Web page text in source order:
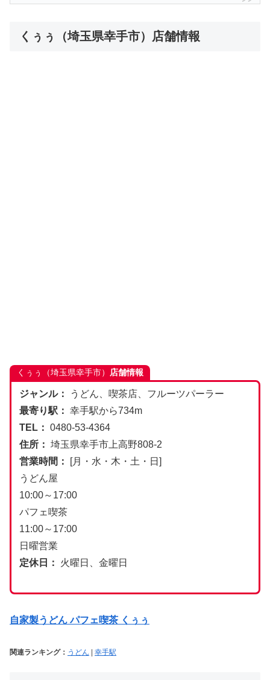
くぅぅ（埼玉県幸手市）店舗情報
くぅぅ（埼玉県幸手市） 店舗情報
ジャンル：
うどん、喫茶店、フルーツパーラー
最寄り駅： 幸手駅から734m
TEL： 0480-53-4364
住所： 埼玉県幸手市上高野808-2
営業時間：
[月・水・木・土・日]
うどん屋
10:00～17:00
パフェ喫茶
11:00～17:00
日曜営業
定休日：
火曜日、金曜日
自家製うどん パフェ喫茶 くぅぅ
関連ランキング： うどん 幸手駅